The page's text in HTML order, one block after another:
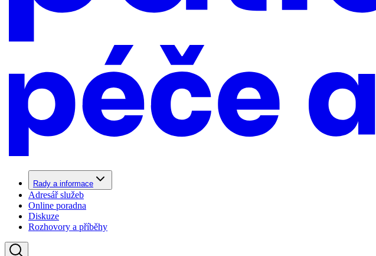
Rady a informace
Adresář služeb
Online poradna
Diskuze
Rozhovory a příběhy